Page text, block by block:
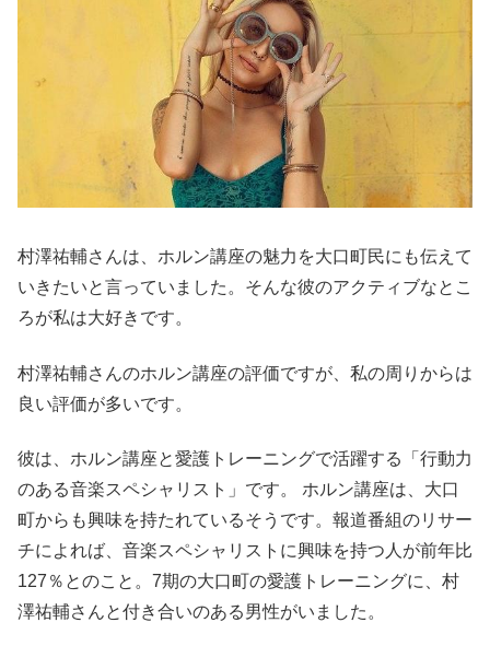
村澤祐輔さんは、ホルン講座の魅力を大口町民にも伝えて
いきたいと言っていました。そんな彼のアクティブなとこ
ろが私は大好きです。
村澤祐輔さんのホルン講座の評価ですが、私の周りからは
良い評価が多いです。
彼は、ホルン講座と愛護トレーニングで活躍する「行動力
のある音楽スペシャリスト」です。 ホルン講座は、大口
町からも興味を持たれているそうです。報道番組のリサー
チによれば、音楽スペシャリストに興味を持つ人が前年比
127％とのこと。7期の大口町の愛護トレーニングに、村
澤祐輔さんと付き合いのある男性がいました。